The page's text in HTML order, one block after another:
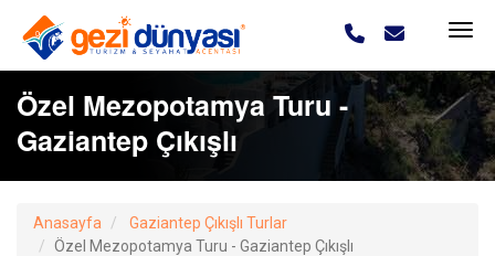
Özel Mezopotamya Turu -
Gaziantep Çıkışlı
Anasayfa
Gaziantep Çıkışlı Turlar
Özel Mezopotamya Turu - Gaziantep Çıkışlı